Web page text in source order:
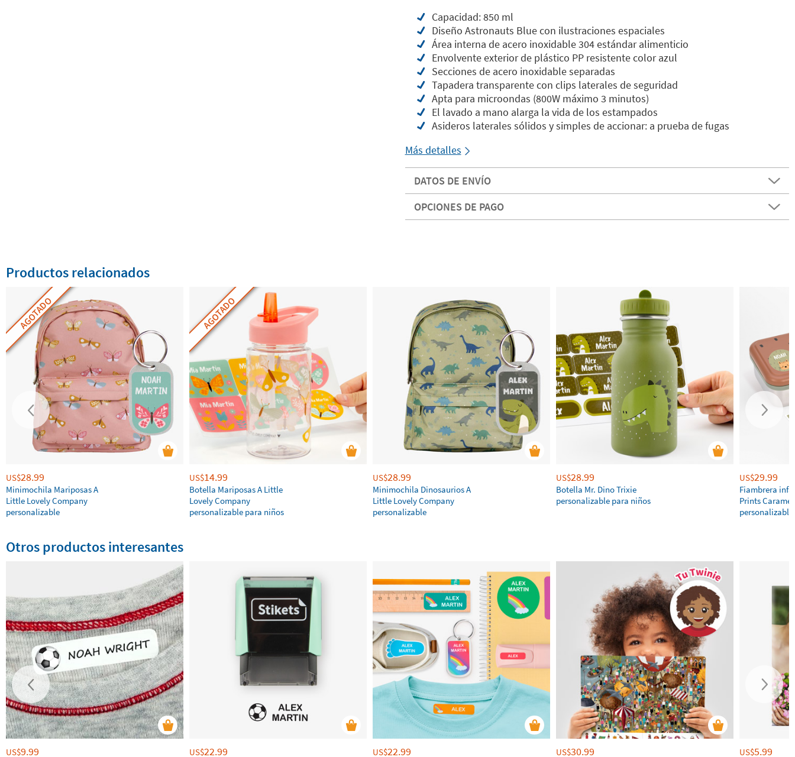
Capacidad: 850 ml
Diseño Astronauts Blue con ilustraciones espaciales
Área interna de acero inoxidable 304 estándar alimenticio
Envolvente exterior de plástico PP resistente color azul
Secciones de acero inoxidable separadas
Tapadera transparente con clips laterales de seguridad
Apta para microondas (800W máximo 3 minutos)
El lavado a mano alarga la vida de los estampados
Asideros laterales sólidos y simples de accionar: a prueba de fugas
Más detalles
DATOS DE ENVÍO
OPCIONES DE PAGO
Productos relacionados
AGOTADO
US$28.99
Minimochila Mariposas A
Little Lovely Company
personalizable
AGOTADO
US$14.99
Botella Mariposas A Little
Lovely Company
personalizable para niños
US$28.99
Minimochila Dinosaurios A
Little Lovely Company
personalizable
US$28.99
Botella Mr. Dino Trixie
personalizable para niños
US$29.99
Fiambrera
Prints
personalizable
Otros productos interesantes
US$9.99 US$22.99 US$22.99 US$30.99 US$5.99